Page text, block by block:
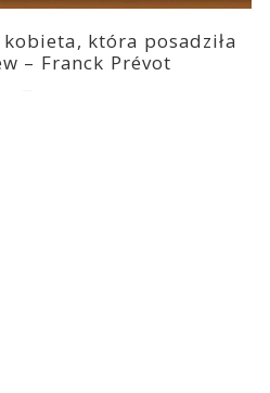
która posadziła
– Franck Prévot